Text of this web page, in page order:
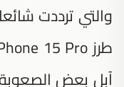
والتي ترددت
آبل بعض